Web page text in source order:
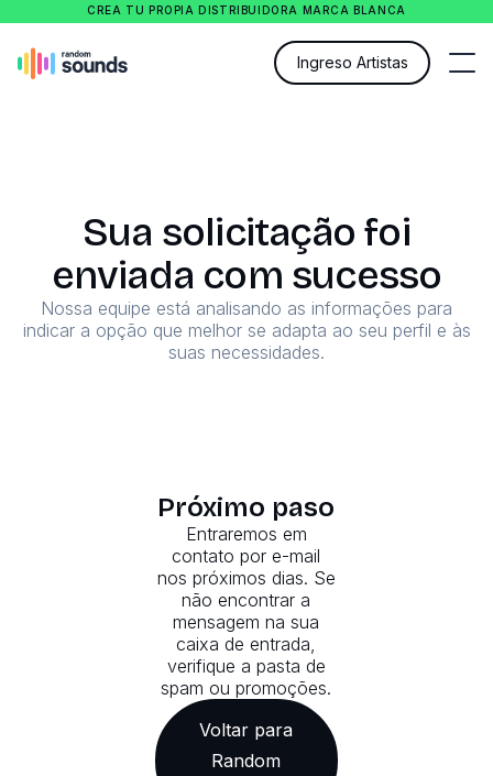
CREA TU PROPIA DISTRIBUIDORA MARCA BLANCA
Ingreso Artistas
Sua solicitação foi
enviada com sucesso
Nossa equipe está analisando as informações para
indicar a opção que melhor se adapta ao seu perfil e às
suas necessidades.
Próximo paso
Entraremos em
contato por e-mail
nos próximos dias. Se
não encontrar a
mensagem na sua
caixa de entrada,
verifique a pasta de
spam ou promoções.
Voltar para
Random